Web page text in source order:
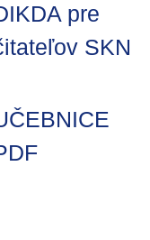
pre
SKN